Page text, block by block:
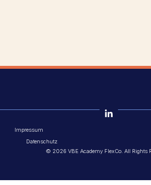
Impressum
© 2026 VBE Academy FlexCo. All Rights
Datenschutz